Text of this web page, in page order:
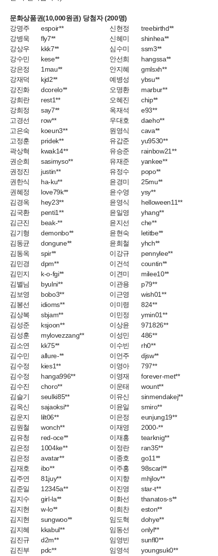
문화상품권(10,000원권) 당첨자 (200명)
강명주
강병욱
강상우
강수민
강은정
강재덕
강진화
강희란
강희정
고경선
고은숙
고정훈
곽상혁
권순희
권정진
권한식
권혜정
김경옥
김국환
김근진
김기형
김동균
김동옥
김민경
김민지
김별님
김보영
김봉선
김상복
김성준
김성훈
김소연
김수민
김수정
김수정
김수진
김슬기
김옥신
김운지
김원철
김유청
김은정
김은정
김재호
김주연
김준일
김지수
김지현
김지현
김지혜
김진규
김진부
espoir**
fly7**
kkk7**
kese**
1mau**
kjd2**
dcorelo**
rest1**
say7**
row**
koeun3**
pridek**
kwak14**
sasimyso**
justin**
ha-ku**
love79k**
hey23**
penti1**
beak-**
demonbo**
dongune**
spir**
dpm**
k-o-fgi**
byulni**
bobo3**
idioms**
sbjam**
ksjoon**
mylovezzang**
kk75**
allure-**
kies1**
hanga996**
choro**
seulki85**
sajaoksi**
lilt06**
wonch**
red-oce**
1004ke**
avatar**
ibo**
81juy**
12345a**
girl-la**
w-lo**
sungwoo**
kkabul**
d2m**
pdc**
신현정
신혜미
심수미
안선희
안지혜
예병성
오명환
오혜진
옥재석
우대호
원영식
유갑준
유승준
유재준
유정수
윤경미
윤수영
윤영식
윤일영
윤지선
윤현숙
윤희철
이강규
이건석
이견미
이관용
이근영
이미령
이민정
이상윤
이성민
이수빈
이언주
이영아
이영재
이운태
이유신
이윤일
이은정
이재영
이재홍
이정란
이종호
이주홍
이지향
이진영
이화선
이희찬
임도혁
임동선
임영빈
임영석
treebirthd**
shinhea**
ssm3**
hangssa**
gmlsxh**
ybsu**
marbur**
chip**
e93**
daeho**
cava**
yu9530**
rainbow21**
yankee**
popo**
25mu**
ysy**
helloween11**
yhang**
che**
letitbe**
yhch**
pennylee**
countin**
milee10**
p79**
wish01**
824**
ymin01**
971826**
486**
rh0**
djsw**
797**
forever-met**
wount**
sinmendakej**
smiro**
eunjung19**
2000-**
tearknig**
ran35**
go11**
98scarl**
mhjlov**
star-t**
thanatos-s**
eston**
dohye**
onlyl**
sunfl0**
youngsuk0**